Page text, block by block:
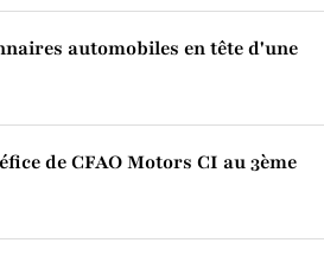
automobiles en tête d'une
de CFAO Motors CI au 3ème